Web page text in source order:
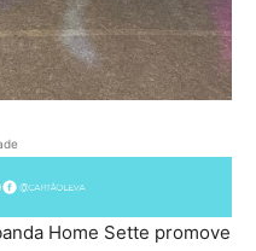
Home Sette promove